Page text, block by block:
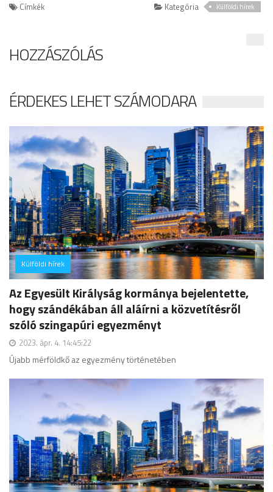
Címkék Kategória Külföldi hírek
HOZZÁSZÓLÁS
ÉRDEKES LEHET SZÁMODARA
Külföldi hírek
hozzászólás
Az Egyesült Királyság kormánya bejelentette,
hogy szándékában áll aláírni a közvetítésről
szóló szingapúri egyezményt
2023. ápr. 4. 14:45:22
Újabb mérföldkő az egyezmény történetében